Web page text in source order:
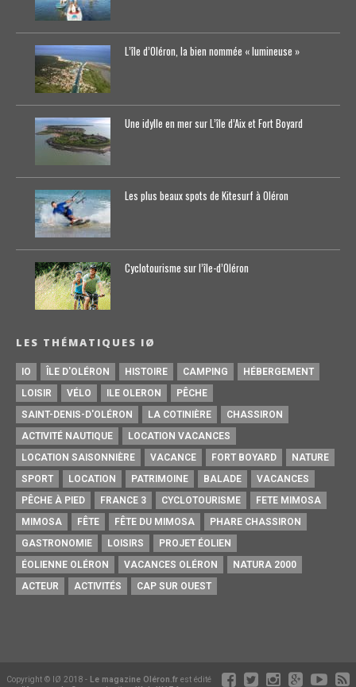
L’île d’Oléron, la bien nommée « lumineuse »
Une idylle en mer sur L’île d’Aix et Fort Boyard
Les plus beaux spots de Kitesurf à Oléron
Cyclotourisme sur l’île-d’0léron
LES THÉMATIQUES IØ
IO ÎLE D'OLÉRON HISTOIRE CAMPING
HÉBERGEMENT
LOISIR
VÉLO ILE OLERON
PÊCHE
SAINT-DENIS-D'OLÉRON
LA COTINIÈRE
CHASSIRON
ACTIVITÉ NAUTIQUE
LOCATION VACANCES
LOCATION SAISONNIÈRE
VACANCE FORT BOYARD
NATURE
SPORT
LOCATION PATRIMOINE BALADE
VACANCES
PÊCHE À PIED
FRANCE 3 CYCLOTOURISME
FETE MIMOSA
MIMOSA
FÊTE FÊTE DU MIMOSA
PHARE CHASSIRON
GASTRONOMIE
LOISIRS
PROJET ÉOLIEN
ÉOLIENNE OLÉRON
VACANCES OLÉRON
NATURA 2000
ACTEUR
ACTIVITÉS CAP SUR OUEST
Copyright © IØ 2018 - Le magazine Oléron.frest édité